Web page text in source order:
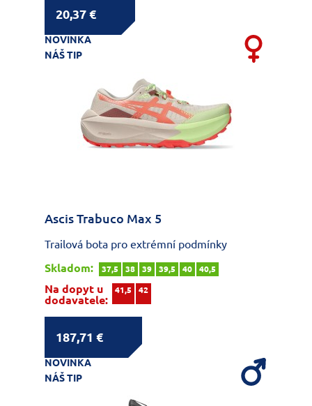
20,37 €
NOVINKA
NÁŠ TIP
Ascis Trabuco Max 5
Trailová bota pro extrémní podmínky
Skladom:
37,5 38 39 39,5 40 40,5
Na dopyt u
dodavatele:
41,5 42
187,71 €
NOVINKA
NÁŠ TIP